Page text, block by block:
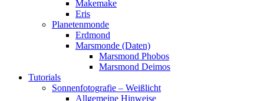
Makemake
Eris
Planetenmonde
Erdmond
Marsmonde (Daten)
Marsmond Phobos
Marsmond Deimos
Tutorials
Sonnenfotografie – Weißlicht
Allgemeine Hinweise